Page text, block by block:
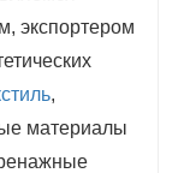
экспортером
,
материалы